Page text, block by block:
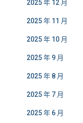
2025 年 12 月
2025 年 11 月
2025 年 10 月
2025 年 9 月
2025 年 8 月
2025 年 7 月
2025 年 6 月